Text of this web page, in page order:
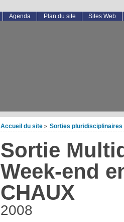
Accueil du site > Sorties pluridisciplinaires
Sortie
Week-end
CHAUX
2008
Agenda Plan du site Sites Web